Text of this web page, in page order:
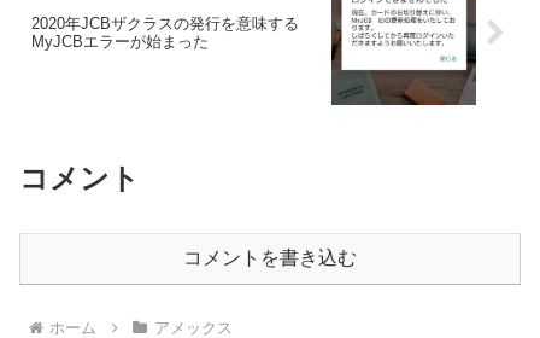
2020年JCBザクラスの発行を意味する
MyJCBエラーが始まった
コメント
コメントを書き込む
ホーム アメックス